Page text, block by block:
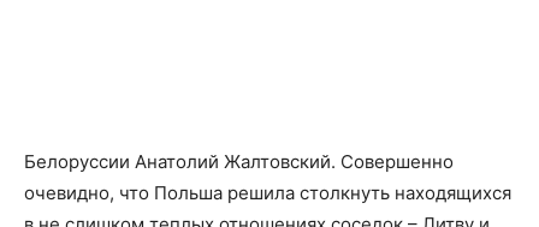
Белоруссии Анатолий Жалтовский. Совершенно
очевидно, что Польша решила столкнуть находящихся